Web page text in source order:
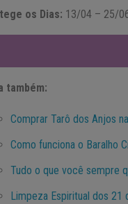
os Dias: 13/04 – 25/
também:
Comprar Tarô dos Anjos
Como funciona o Baralho
Tudo o que você sempre
Limpeza Espiritual dos 21